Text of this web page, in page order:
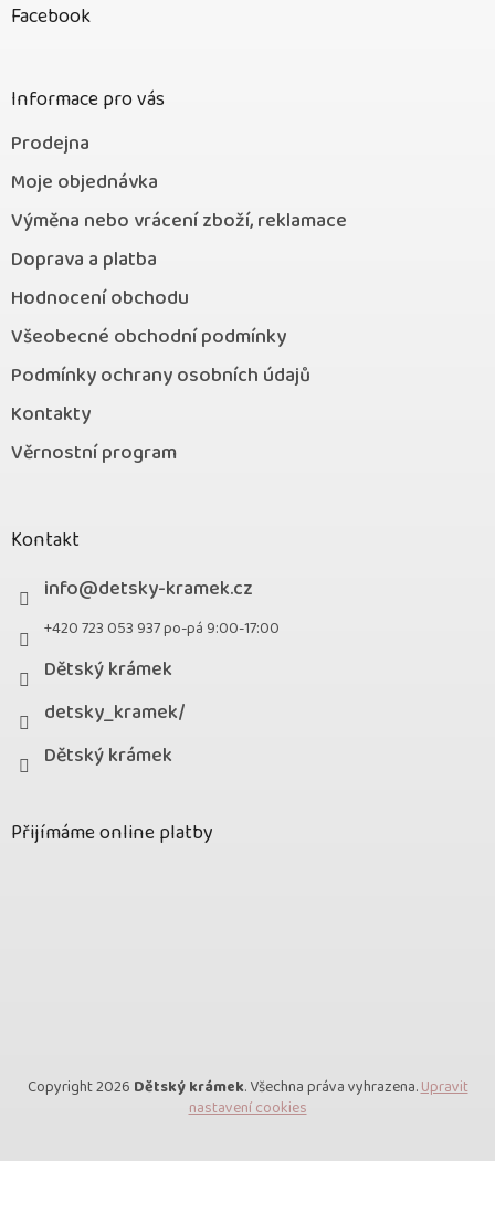
Facebook
Informace pro vás
Prodejna
Moje objednávka
Výměna nebo vrácení zboží, reklamace
Doprava a platba
Hodnocení obchodu
Všeobecné obchodní podmínky
Podmínky ochrany osobních údajů
Kontakty
Věrnostní program
Kontakt
info@detsky-kramek.cz
+420 723 053 937 po-pá 9:00-17:00
Dětský krámek
detsky_kramek/
Dětský krámek
Přijímáme online platby
Copyright 2026 Dětský krámek. Všechna práva vyhrazena.Upravit
nastavení cookies